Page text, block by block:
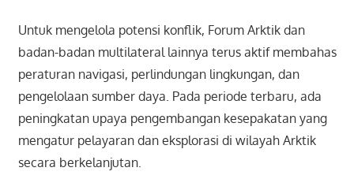
Untuk mengelola potensi konflik, Forum Arktik dan
badan-badan multilateral lainnya terus aktif membahas
peraturan navigasi, perlindungan lingkungan, dan
pengelolaan sumber daya. Pada periode terbaru, ada
peningkatan upaya pengembangan kesepakatan yang
mengatur pelayaran dan eksplorasi di wilayah Arktik
secara berkelanjutan.